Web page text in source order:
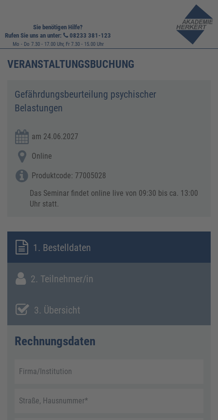
Sie benötigen Hilfe?
Rufen Sie uns an unter:
08233 381-123
Mo - Do 7.30 - 17.00 Uhr, Fr 7.30 - 15.00 Uhr
VERANSTALTUNGSBUCHUNG
Gefährdungsbeurteilung psychischer
Belastungen
am 24.06.2027
Online
Produktcode: 77005028
Das Seminar findet online live von 09:30 bis ca. 13:00
Uhr statt.
1. Bestelldaten
2. Teilnehmer/in
3. Übersicht
Rechnungsdaten
Firma/Institution
Straße, Hausnummer*